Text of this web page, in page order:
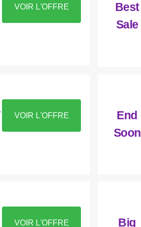
VOIR L'OFFRE
Best
Sale
VOIR L'OFFRE
End
Soon
VOIR L'OFFRE
Big